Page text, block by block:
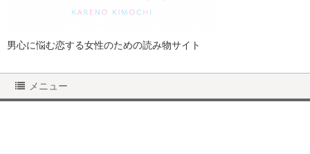
男心に悩む恋する女性のための読み物サイト
メニュー